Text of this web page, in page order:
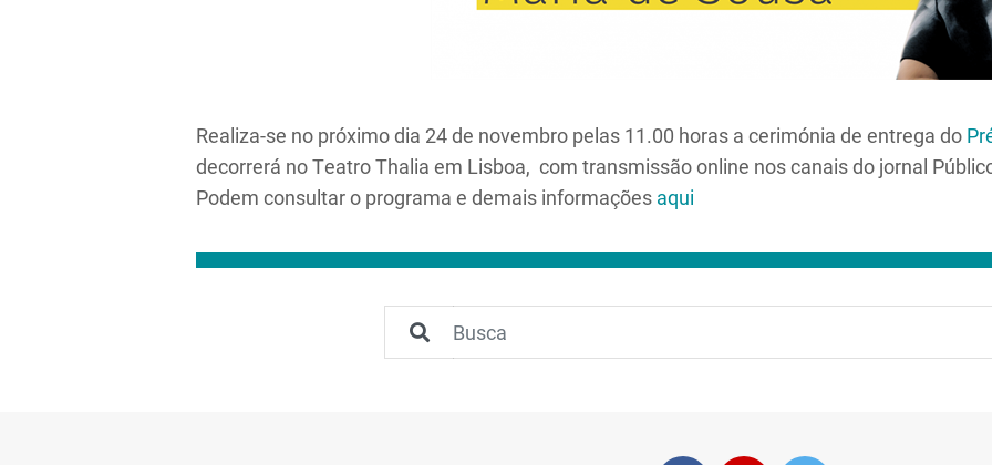
Realiza-se no próximo dia 24 de novembro pelas 11.00 horas a cerimónia de entrega do
decorrerá no Teatro Thalia em Lisboa, com transmissão online nos canais do jornal
Podem consultar o programa e demais informações aqui